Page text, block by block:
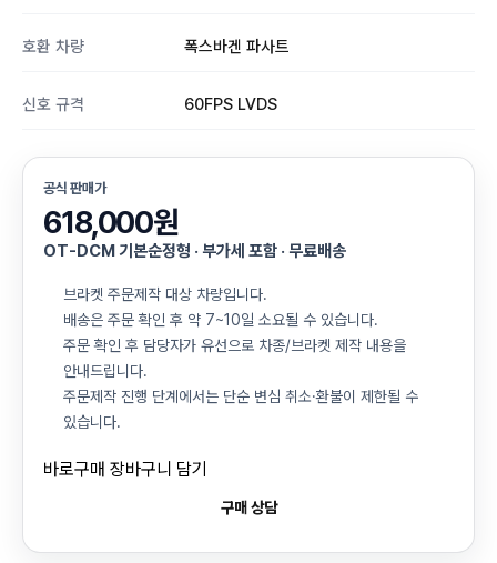
호환 차량 폭스바겐 파사트
신호 규격 60FPS LVDS
공식 판매가
618,000원
OT-DCM 기본순정형 · 부가세 포함 · 무료배송
브라켓 주문제작 대상 차량입니다.
배송은 주문 확인 후 약 7~10일 소요될 수 있습니다.
주문 확인 후 담당자가 유선으로 차종/브라켓 제작 내용을
안내드립니다.
주문제작 진행 단계에서는 단순 변심 취소·환불이 제한될 수
있습니다.
바로구매 장바구니 담기
구매 상담